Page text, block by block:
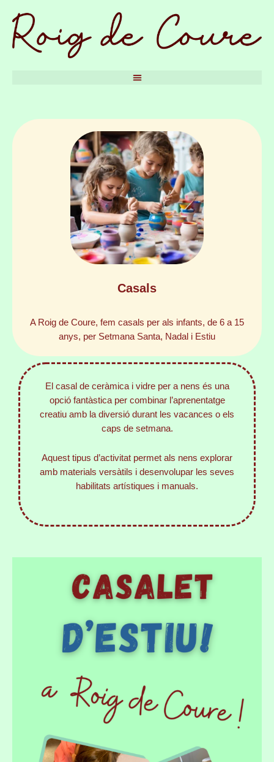
Casals
A Roig de Coure, fem casals per als infants, de 6 a 15
anys, per Setmana Santa, Nadal i Estiu
El casal de ceràmica i vidre per a nens és una
opció fantàstica per combinar l’aprenentatge
creatiu amb la diversió durant les vacances o els
caps de setmana.
Aquest tipus d’activitat permet als nens explorar
amb materials versàtils i desenvolupar les seves
habilitats artístiques i manuals.